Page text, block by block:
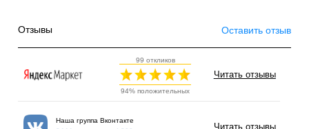
Отзывы Оставить отзыв
99 откликов
94% положительных
Читать отзывы
Наша группа Вконтакте
Читать отзывы